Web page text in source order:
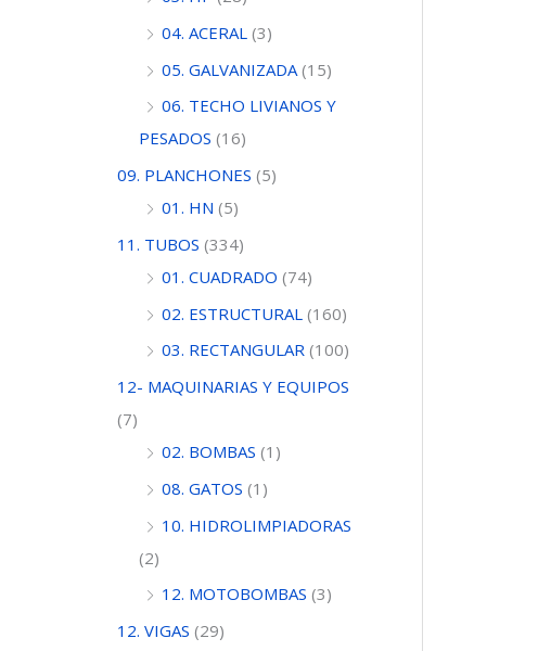
04. ACERAL (3)
05. GALVANIZADA (15)
06. TECHO LIVIANOS Y
PESADOS (16)
09. PLANCHONES (5)
01. HN (5)
11. TUBOS (334)
01. CUADRADO (74)
02. ESTRUCTURAL (160)
03. RECTANGULAR (100)
12- MAQUINARIAS Y EQUIPOS
(7)
02. BOMBAS (1)
08. GATOS (1)
10. HIDROLIMPIADORAS
(2)
12. MOTOBOMBAS (3)
12. VIGAS (29)